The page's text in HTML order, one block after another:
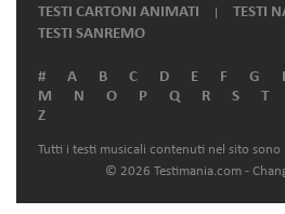
TESTI CARTONI ANIMATI
TESTI
TESTI SANREMO
# A B C D E F G
M
N O P Q R S T
Z
Tutti i testi musicali contenuti nel sito
© 2026 Testimania.com -